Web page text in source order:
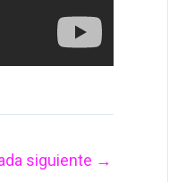
siguiente →